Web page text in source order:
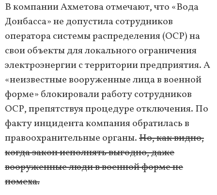
В компании Ахметова отмечают, что «Вода
Донбасса» не допустила сотрудников
оператора системы распределения (ОСР) на
свои объекты для локального ограничения
электроэнергии с территории предприятия. А
«неизвестные вооруженные лица в военной
форме» блокировали работу сотрудников
ОСР, препятствуя процедуре отключения. По
факту инцидента компания обратилась в
правоохранительные органы.Но, как видно,
когда закон исполнять выгодно, даже
вооруженные люди в военной форме не
помеха.